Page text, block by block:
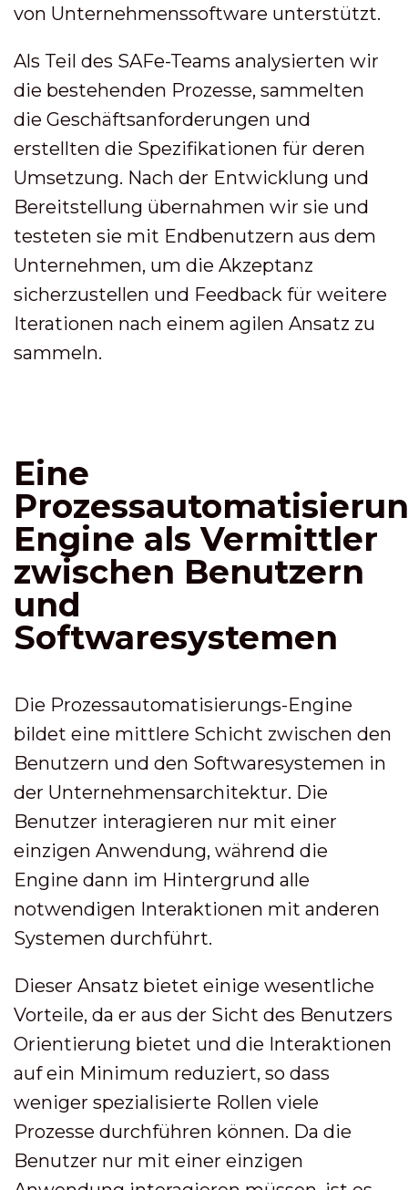
von Unternehmenssoftware unterstützt.
Als Teil des SAFe-Teams analysierten wir
die bestehenden Prozesse, sammelten
die Geschäftsanforderungen und
erstellten die Spezifikationen für deren
Umsetzung. Nach der Entwicklung und
Bereitstellung übernahmen wir sie und
testeten sie mit Endbenutzern aus dem
Unternehmen, um die Akzeptanz
sicherzustellen und Feedback für weitere
Iterationen nach einem agilen Ansatz zu
sammeln.
Eine
Engine als Vermittler
zwischen Benutzern
und
Softwaresystemen
Die Prozessautomatisierungs-Engine
bildet eine mittlere Schicht zwischen den
Benutzern und den Softwaresystemen in
der Unternehmensarchitektur. Die
Benutzer interagieren nur mit einer
einzigen Anwendung, während die
Engine dann im Hintergrund alle
notwendigen Interaktionen mit anderen
Systemen durchführt.
Dieser Ansatz bietet einige wesentliche
Vorteile, da er aus der Sicht des Benutzers
Orientierung bietet und die Interaktionen
auf ein Minimum reduziert, so dass
weniger spezialisierte Rollen viele
Prozesse durchführen können. Da die
Benutzer nur mit einer einzigen